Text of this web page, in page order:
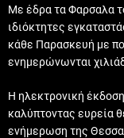
Με έδρα τα Φαρσαλα
ιδιόκτητες
κάθε Παρασκευή με
ενημερώνωνται
Η ηλεκτρονική έκδοση
καλύπτοντας ευρεία
ενήμερωση της